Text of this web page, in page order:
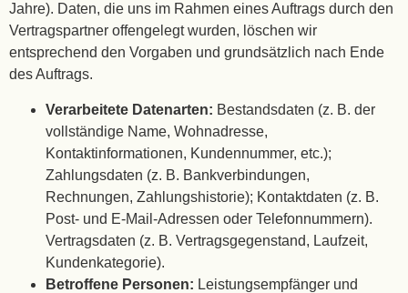
Jahre). Daten, die uns im Rahmen eines Auftrags durch den
Vertragspartner offengelegt wurden, löschen wir
entsprechend den Vorgaben und grundsätzlich nach Ende
des Auftrags.
Verarbeitete Datenarten: Bestandsdaten (z. B. der
vollständige Name, Wohnadresse,
Kontaktinformationen, Kundennummer, etc.);
Zahlungsdaten (z. B. Bankverbindungen,
Rechnungen, Zahlungshistorie); Kontaktdaten (z. B.
Post- und E-Mail-Adressen oder Telefonnummern).
Vertragsdaten (z. B. Vertragsgegenstand, Laufzeit,
Kundenkategorie).
Betroffene Personen: Leistungsempfänger und